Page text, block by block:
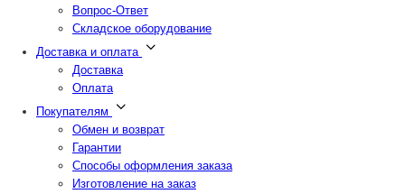
Вопрос-Ответ
Складское оборудование
Доставка и оплата
Доставка
Оплата
Покупателям
Обмен и возврат
Гарантии
Способы оформления заказа
Изготовление на заказ